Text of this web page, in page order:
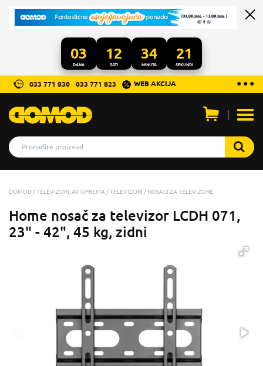
03
DANA
12
SATI
34
MINUTA
21
SEKUNDI
...
● ● ●
033 771 830 033 771 823 WEB AKCIJA
DOMOD TELEVIZORI, AV OPREMA TELEVIZORI NOSACI ZA TELEVIZORE
Home nosač za televizor LCDH 071,
23" - 42", 45 kg, zidni